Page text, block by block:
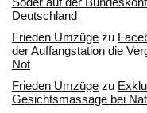
Deutschland
Frieden Umzüge zu
der Auffangstation die
Not
Frieden Umzüge zu
Gesichtsmassage bei